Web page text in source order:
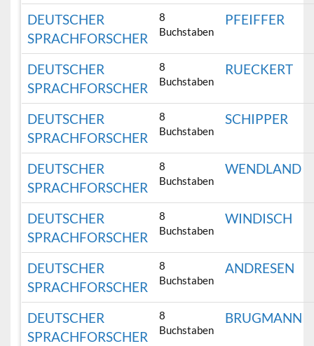
DEUTSCHER
SPRACHFORSCHER
8
Buchstaben
PFEIFFER
DEUTSCHER
SPRACHFORSCHER
8
Buchstaben
RUECKERT
DEUTSCHER
SPRACHFORSCHER
8
Buchstaben
SCHIPPER
DEUTSCHER
SPRACHFORSCHER
8
Buchstaben
WENDLAND
DEUTSCHER
SPRACHFORSCHER
8
Buchstaben
WINDISCH
DEUTSCHER
SPRACHFORSCHER
8
Buchstaben
ANDRESEN
DEUTSCHER
SPRACHFORSCHER
8
Buchstaben
BRUGMANN